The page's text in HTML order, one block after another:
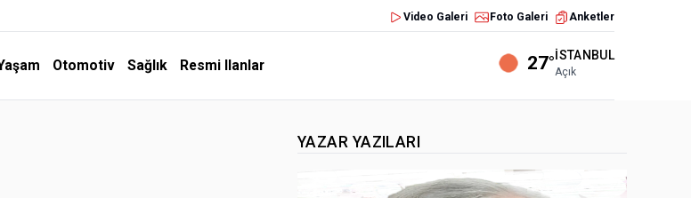
Video Galeri Foto Galeri Anketler
Otomotiv Sağlık Resmi Ilanlar 27°İSTANBUL
Açık
YAZAR YAZILARI